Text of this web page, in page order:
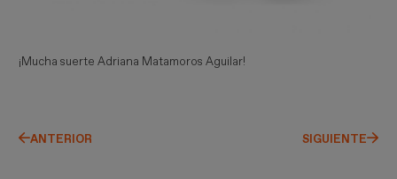
¡Mucha suerte Adriana Matamoros Aguilar!
ANTERIOR SIGUIENTE